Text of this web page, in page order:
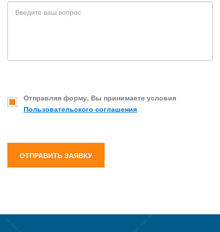
Отправляя форму, Вы принимаете условия
Пользовательского соглашения
ОТПРАВИТЬ ЗАЯВКУ